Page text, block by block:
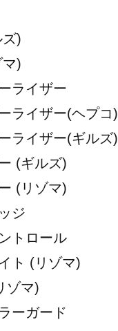
)
)
ライザー
ライザー(ヘプコ)
ライザー(ギルズ)
(ギルズ)
(リゾマ)
ジ
トロール
ト (リゾマ)
ゾマ)
ーガード